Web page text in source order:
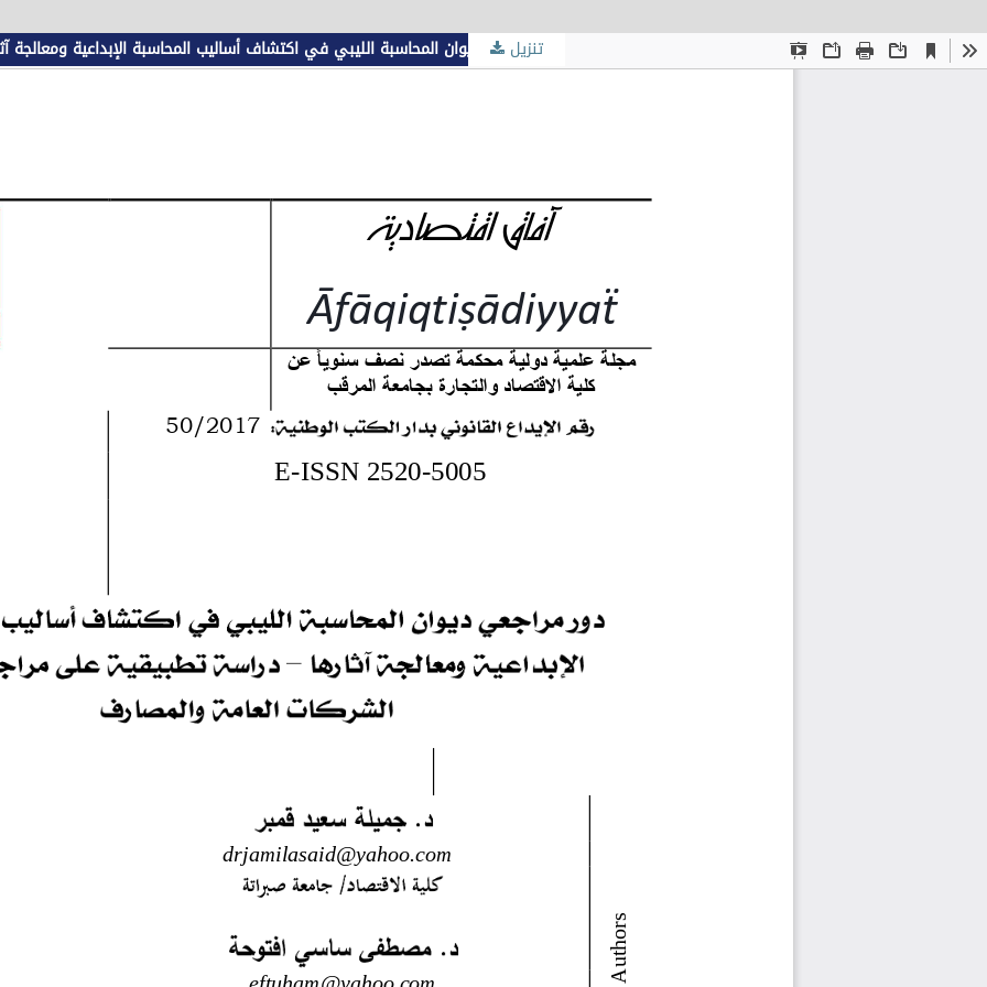
دور مراجعي ديوان المحاسبة الليبي في اكتشاف أساليب المحاسبة الإبداعية ومعالجة
تنزيل